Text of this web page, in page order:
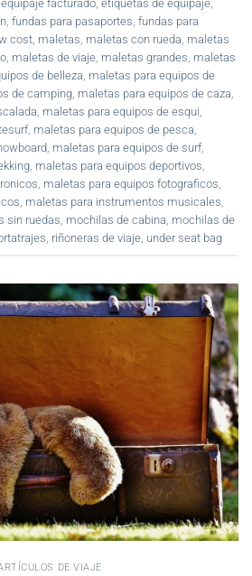
equipaje facturado, etiquetas de equipaje,
, fundas para pasaportes, fundas para
cost, maletas, maletas con rueda, maletas
, maletas de viaje, maletas grandes, maletas
de belleza, maletas para equipos de
de camping, maletas para equipos de caza,
, maletas para equipos de esqui,
, maletas para equipos de pesca,
, maletas para equipos de surf,
, maletas para equipos deportivos,
, maletas para equipos fotograficos,
, maletas para instrumentos musicales,
sin ruedas, mochilas de cabina, mochilas de
, riñoneras de viaje, under seat bag
DE VIAJE